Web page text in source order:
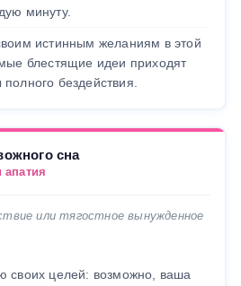
минуту.
истинным желаниям в этой
блестящие идеи приходят
бездействия.
сна
или тягостное вынужденное
своих целей: возможно, ваша